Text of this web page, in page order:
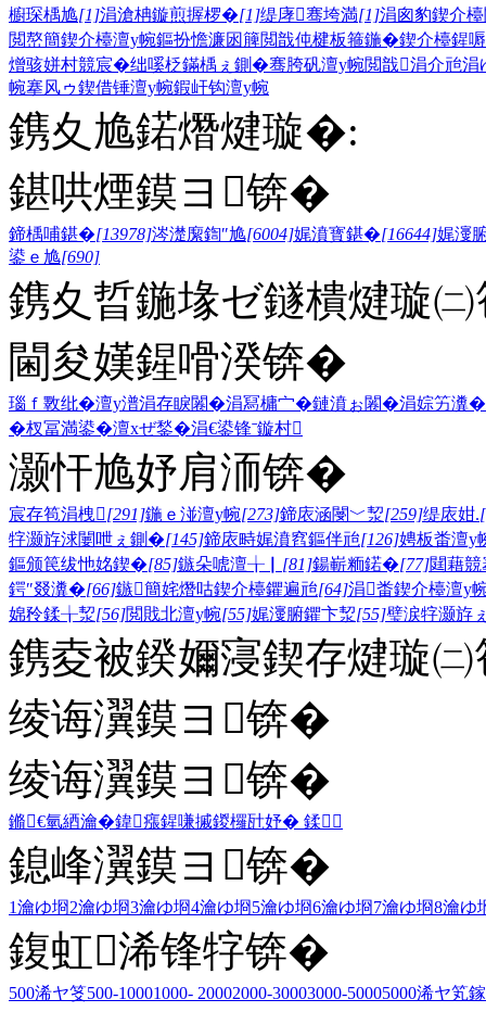
櫥琛楀尯[1]涓滄柟鏇煎搱椤�[1]缇庨骞垮満[1]涓囪豹鍥介
閲嶅簡鍥介檯澶у帵鏂扮憺濂囦簲閲戠伅楗板箍鍦�鍥介檯鍟
熷骇姘村競宸�绌嗘柉鏋楀ぇ鍘�骞胯矾澶у帵閲戠涓介兘涓
帵搴风ゥ鍥借锤澶у帵鍜屽钩澶у帵
鎸夊尯鍩熸煡璇�:
鍖哄煙鏌ヨ锛�
鍗楀哺鍖�[13978]涔濋緳鍧″尯[6004]娓濆寳鍖�[16644]娓濅
鍙ｅ尯[690]
鎸夊晢鍦堟ゼ鐩樻煡璇
閫夋嫨鍟嗗湀锛�
瑙ｆ斁纰�澶у潽涓存睙闂�涓冩槦宀�鏈濆ぉ闂�涓婃竻瀵�
�杈冨満鍙�澶хぜ鍫�涓€鍙锋ˉ鏇村
灏忓尯妤肩洏锛�
宸存笣涓栧[291]鍦ｅ湴澶у帵[273]鍗庡涵閿﹀洯[259]缇庡姏.
牸灏斿浗闄呭ぇ鍘�[145]鍗庡畤娓濆窞鏂伴兘[126]娉板畨澶у
鏂颁笢绂忚姳鍥�[85]鏃朵唬澶╁▏ [81]鍚嶄粫鍩�[77]閮藉
鍔″叕瀵�[66]鏃簡姹熸咕鍥介檯鑺遍兘[64]涓畨鍥介檯澶у
婂矝鍒╁洯[56]閲戝北澶у帵[55]娓濅腑鑺卞洯[55]璧涙牸灏斿
鎸夌被鍨嬭寖鍥存煡璇
绫诲瀷鏌ヨ锛�
绫诲瀷鏌ヨ锛�
鏅€氫綇瀹�鍏瘬鍟嗛摵鍐欏瓧妤� 鍒
鎴峰瀷鏌ヨ锛�
1瀹ゆ埛2瀹ゆ埛3瀹ゆ埛4瀹ゆ埛5瀹ゆ埛6瀹ゆ埛7瀹ゆ埛8瀹ゆ
鍑虹浠锋牸锛�
500浠ヤ笅500-10001000- 20002000-30003000-50005000浠ヤ笂